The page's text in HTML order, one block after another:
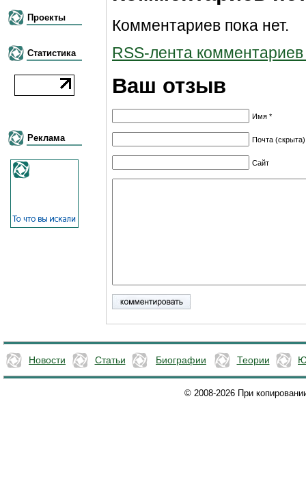
Проекты
Статистика
Реклама
Комментариев пока нет.
RSS-лента комментариев
Ваш отзыв
Имя *
Почта
Сайт
Новости Статьи Биографии Теории
© 2008-2026 При